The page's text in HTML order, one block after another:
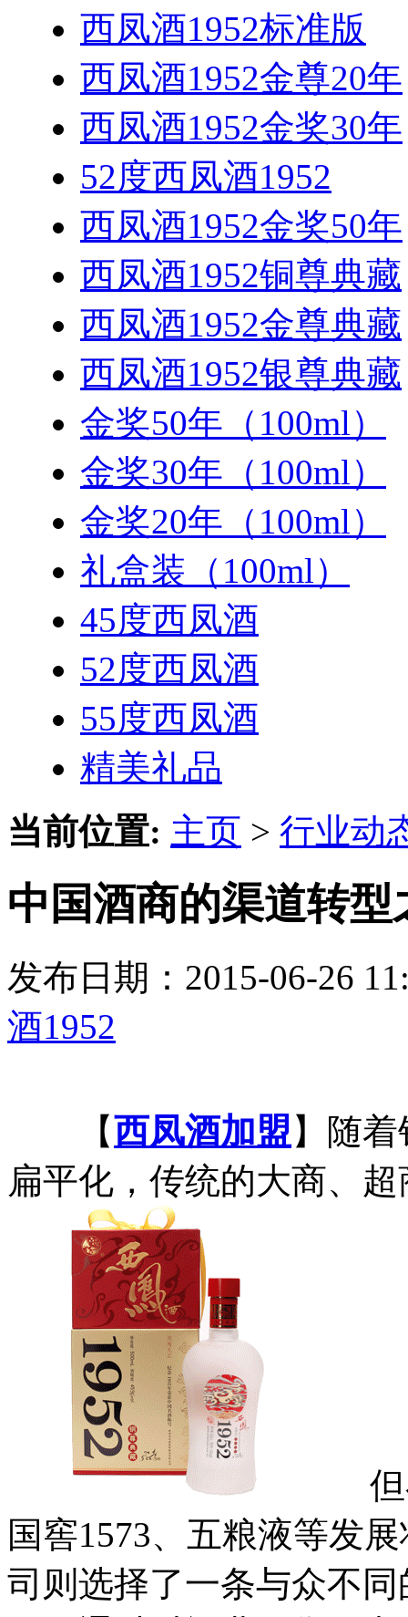
西凤酒1952标准版
西凤酒1952金尊20年
西凤酒1952金奖30年
52度西凤酒1952
西凤酒1952金奖50年
西凤酒1952铜尊典藏
西凤酒1952金尊典藏
西凤酒1952银尊典藏
金奖50年（100ml）
金奖30年（100ml）
金奖20年（100ml）
礼盒装（100ml）
45度西凤酒
52度西凤酒
55度西凤酒
精美礼品
当前位置: 主页 > 行业动
中国酒商的渠道转
发布日期：2015-06-26
酒1952
【西凤酒加盟 】随
扁平化，传统的大商、
但在
国窖1573、五粮液等发
司则选择了一条与众不